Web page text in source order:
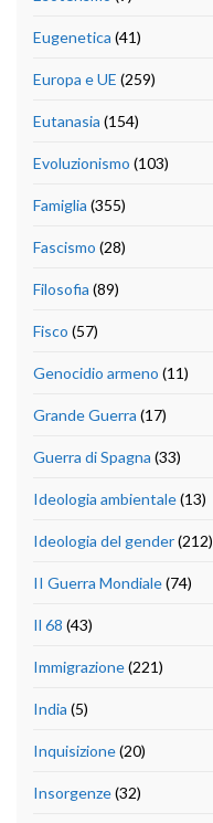
Eugenetica (41)
Europa e UE (259)
Eutanasia (154)
Evoluzionismo (103)
Famiglia (355)
Fascismo (28)
Filosofia (89)
Fisco (57)
Genocidio armeno (11)
Grande Guerra (17)
Guerra di Spagna (33)
Ideologia ambientale(13)
Ideologia del gender(212)
II Guerra Mondiale(74)
Il 68 (43)
Immigrazione(221)
India (5)
Inquisizione(20)
Insorgenze(32)